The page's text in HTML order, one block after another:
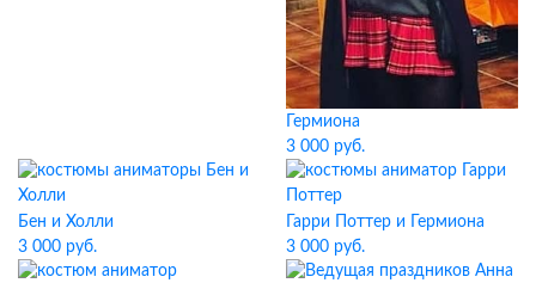
Гермиона
3 000 руб.
Бен и Холли
3 000 руб.
Гарри Поттер и Гермиона
3 000 руб.